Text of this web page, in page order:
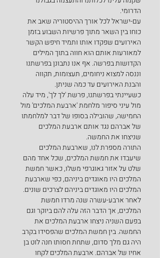
הדרומי.
עם-ישראל לכל אורך ההיסטוריה שאב את
כוחו בין השאר מתוך פרשיות השבוע בזמן
האירועים שפקדו אותו ותמיד חיפש הקשר
למאורעות אותם הוא חווה בתוך המילים
הקדושות בפרשה. אף אנו נתבונן בפרשתנו
וננסה למצוא ניחומים, תעצומות, תקווה
והבנת האירועים עד כמה שניתן.
כשעיינתי בפרשתנו, פרשת 'לך לך', מיד עלה
מול עיני סיפור מלחמת 'ארבעת המלכים' מול
החמישה, שהובילה בסופו של דבר למלחמתו
של אברהם נגד אותם ארבעת המלכים
שניצחו את החמשה.
התורה מספרת לנו, שארבעת המלכים
שיעבדו את חמשת המלכים, שכל אחד מהם
שלט על אזור גאוגרפי משלו, כאשר חמשת
המלכים היו מאוגדים ביניהם, כפי שארבעת
המלכים היו מאוגדים ביניהם לצרכים שונים.
לאחר ארבע-עשרה שנה מרדו חמשת
המלכים, אך הדבר הזה עלה להם ביוקר וגם
בפעם השניה ניצחו ארבעת המלכים את
החמשה. בין חמשת המלכים שהפסידו בקרב
היה גם מלך סדום, שתחת חסותו חנה לוט בן
אחיו של אברהם. ארבעת המלכים לקחו